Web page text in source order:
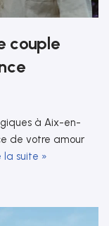
couple
à Aix-en-
de votre amour
la suite »